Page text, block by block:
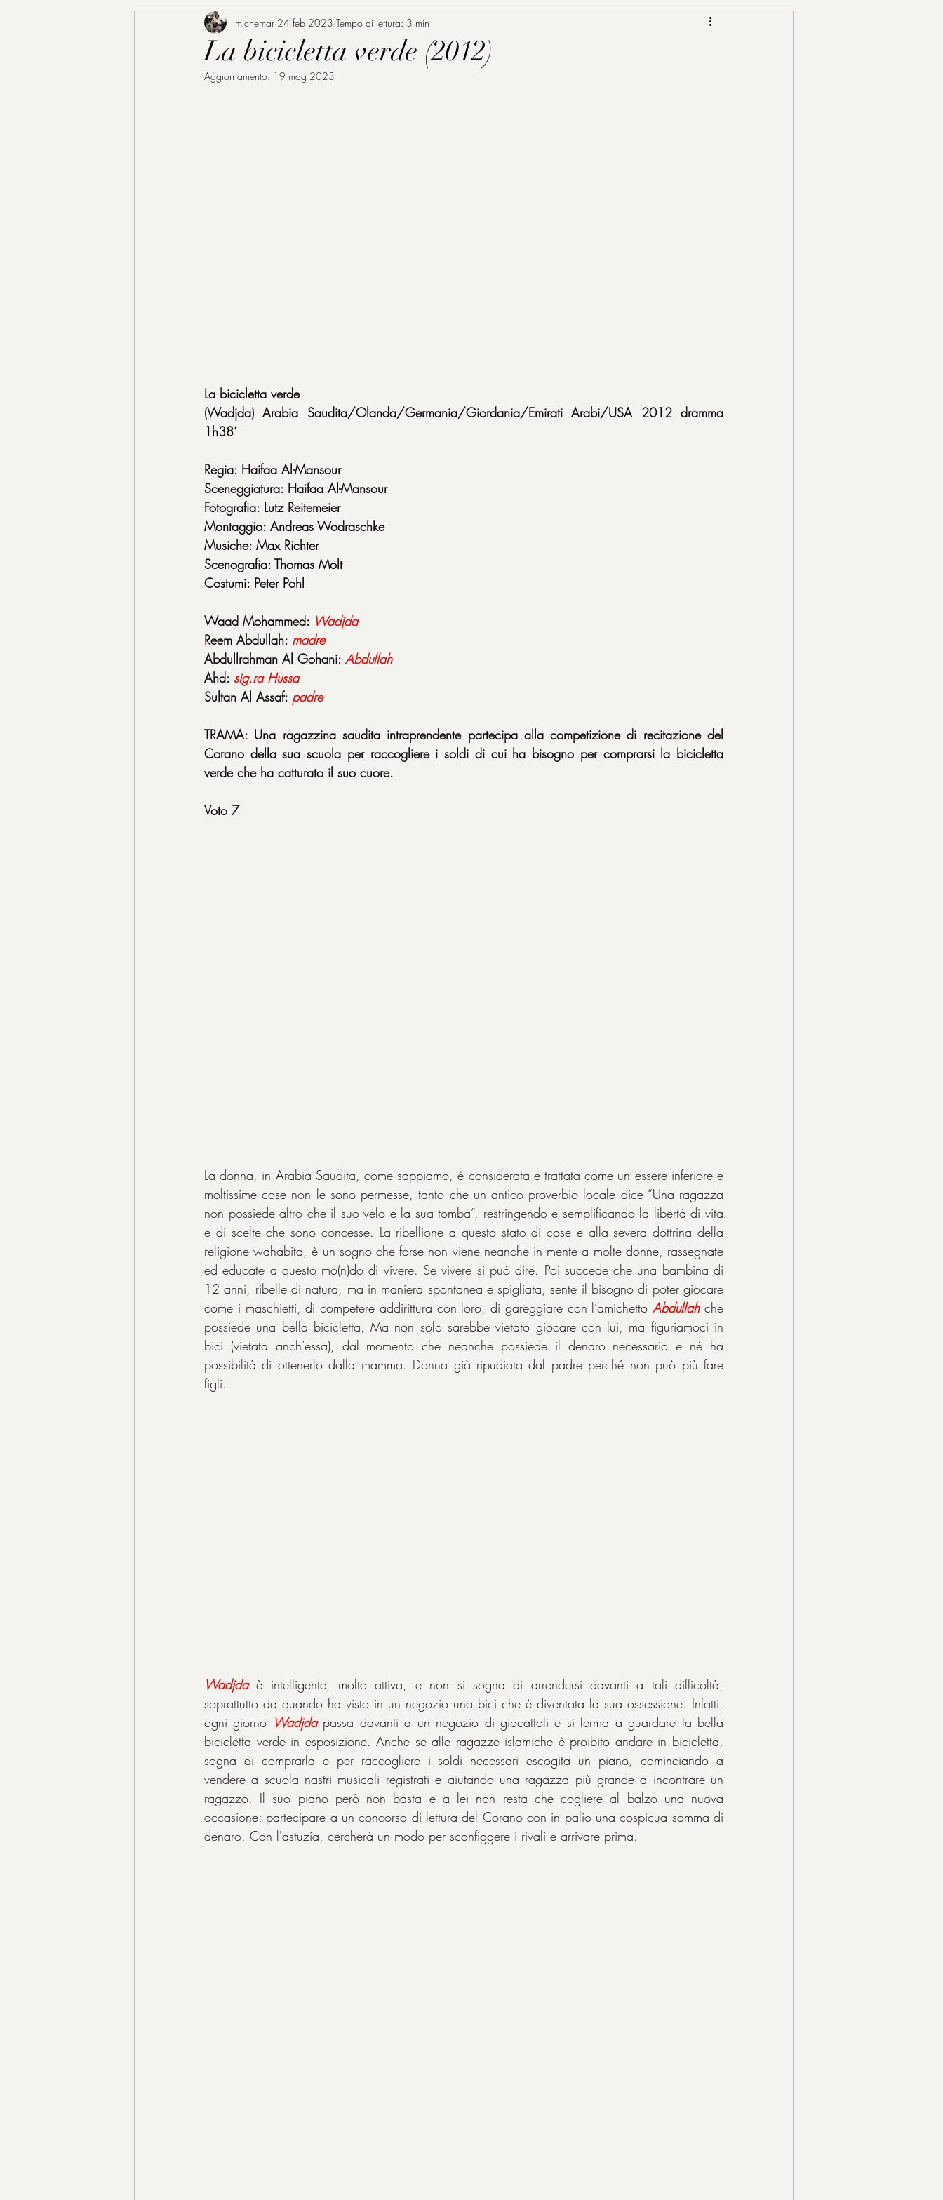
La bicicletta verde (2012)
michemar 24 feb 2023 Tempo di lettura: 3 min
Aggiornamento: 19 mag 2023
La bicicletta verde
(Wadjda) Arabia Saudita/Olanda/Germania/Giordania/Emirati Arabi/USA 2012 dramma
1h38’
Regia: Haifaa Al-Mansour
Sceneggiatura: Haifaa Al-Mansour
Fotografia: Lutz Reitemeier
Montaggio: Andreas Wodraschke
Musiche: Max Richter
Scenografia: Thomas Molt
Costumi: Peter Pohl
Waad Mohammed: Wadjda
Reem Abdullah: madre
Abdullrahman Al Gohani: Abdullah
Ahd: sig.ra Hussa
Sultan Al Assaf: padre
TRAMA: Una ragazzina saudita intraprendente partecipa alla competizione di recitazione del
Corano della sua scuola per raccogliere i soldi di cui ha bisogno per comprarsi la bicicletta
verde che ha catturato il suo cuore.
Voto 7
La donna, in Arabia Saudita, come sappiamo, è considerata e trattata come un essere inferiore e
moltissime cose non le sono permesse, tanto che un antico proverbio locale dice “Una ragazza
non possiede altro che il suo velo e la sua tomba”, restringendo e semplificando la libertà di vita
e di scelte che sono concesse. La ribellione a questo stato di cose e alla severa dottrina della
religione wahabita, è un sogno che forse non viene neanche in mente a molte donne, rassegnate
ed educate a questo mo(n)do di vivere. Se vivere si può dire. Poi succede che una bambina di
12 anni, ribelle di natura, ma in maniera spontanea e spigliata, sente il bisogno di poter giocare
come i maschietti, di competere addirittura con loro, di gareggiare con l’amichetto Abdullah che
possiede una bella bicicletta. Ma non solo sarebbe vietato giocare con lui, ma figuriamoci in
bici (vietata anch’essa), dal momento che neanche possiede il denaro necessario e né ha
possibilità di ottenerlo dalla mamma. Donna già ripudiata dal padre perché non può più fare
figli.
Wadjda è intelligente, molto attiva, e non si sogna di arrendersi davanti a tali difficoltà,
soprattutto da quando ha visto in un negozio una bici che è diventata la sua ossessione. Infatti,
ogni giorno Wadjda passa davanti a un negozio di giocattoli e si ferma a guardare la bella
bicicletta verde in esposizione. Anche se alle ragazze islamiche è proibito andare in bicicletta,
sogna di comprarla e per raccogliere i soldi necessari escogita un piano, cominciando a
vendere a scuola nastri musicali registrati e aiutando una ragazza più grande a incontrare un
ragazzo. Il suo piano però non basta e a lei non resta che cogliere al balzo una nuova
occasione: partecipare a un concorso di lettura del Corano con in palio una cospicua somma di
denaro. Con l'astuzia, cercherà un modo per sconfiggere i rivali e arrivare prima.